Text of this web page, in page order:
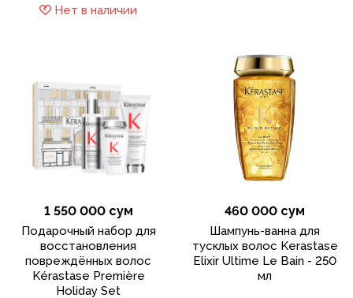
Нет в наличии
1 550 000 сум
Подарочный набор для
восстановления
повреждённых волос
Kérastase Première
Holiday Set
460 000 сум
Шампунь-ванна для
тусклых волос Kerastase
Elixir Ultime Le Bain - 250
мл